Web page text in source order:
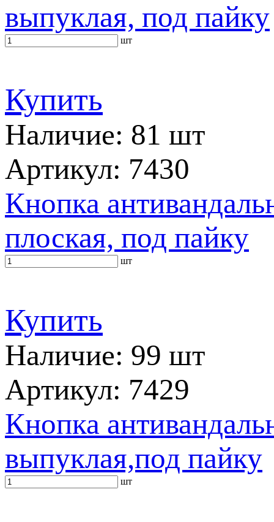
выпуклая, под пайку
шт
Купить
Наличие: 81 шт
Артикул: 7430
Кнопка
плоская, под пайку
шт
Купить
Наличие: 99 шт
Артикул: 7429
Кнопка
выпуклая,под пайку
шт